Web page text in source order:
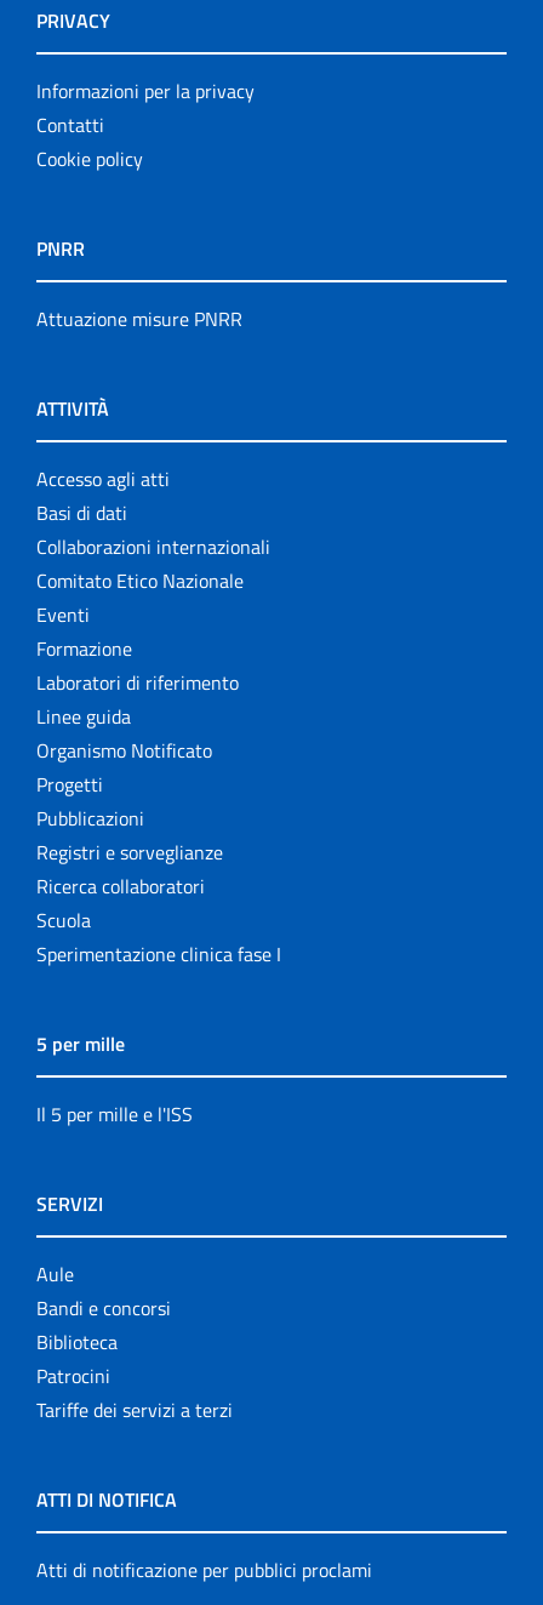
PRIVACY
Informazioni per la privacy
Contatti
Cookie policy
PNRR
Attuazione misure PNRR
ATTIVITÀ
Accesso agli atti
Basi di dati
Collaborazioni internazionali
Comitato Etico Nazionale
Eventi
Formazione
Laboratori di riferimento
Linee guida
Organismo Notificato
Progetti
Pubblicazioni
Registri e sorveglianze
Ricerca collaboratori
Scuola
Sperimentazione clinica fase I
5 per mille
Il 5 per mille e l'ISS
SERVIZI
Aule
Bandi e concorsi
Biblioteca
Patrocini
Tariffe dei servizi a terzi
ATTI DI NOTIFICA
Atti di notificazione per pubblici proclami